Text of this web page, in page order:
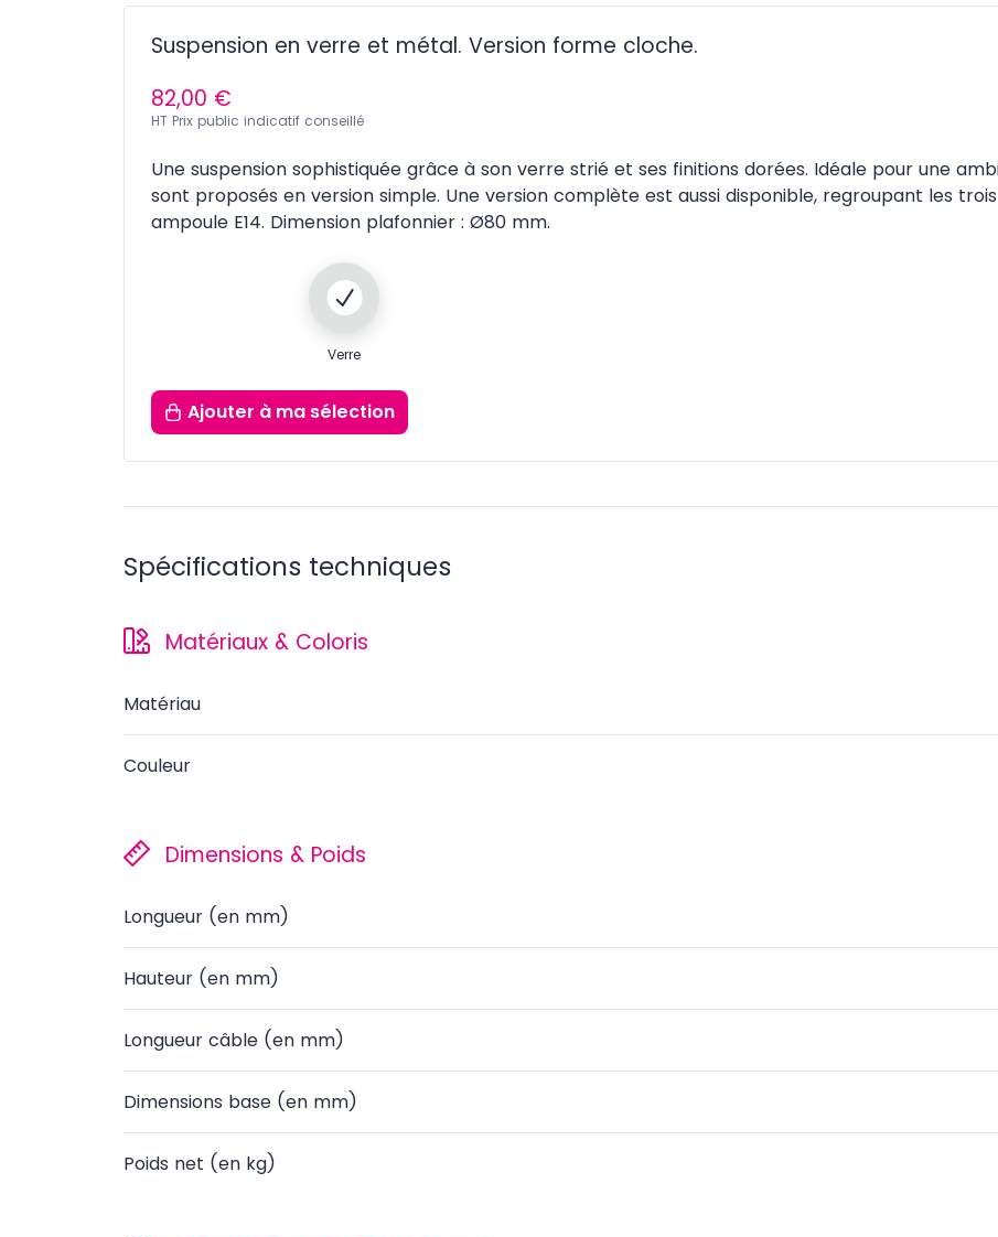
Suspension en verre et métal. Version forme cloche.
82,00 €
HT Prix public indicatif conseillé
Une suspension sophistiquée grâce à son verre strié et ses finitions dorées. Idéale pour une
sont proposés en version simple. Une version complète est aussi disponible, regroupant les trois
ampoule E14. Dimension plafonnier : Ø80 mm.
Verre
Ajouter à ma sélection
Spécifications techniques
Matériaux & Coloris
Matériau
Couleur
Dimensions & Poids
Longueur (en mm)
Hauteur (en mm)
Longueur câble (en mm)
Dimensions base (en mm)
Poids net (en kg)